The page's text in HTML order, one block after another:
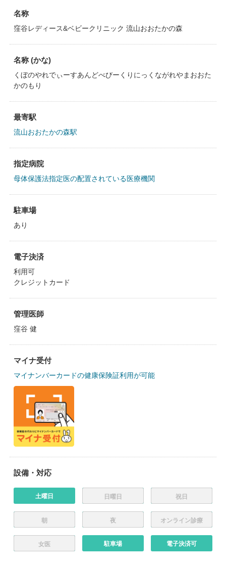
名称
窪谷レディース&ベビークリニック 流山おおたかの森
名称 (かな)
くぼのやれでぃーすあんどべびーくりにっくながれやまおおた
かのもり
最寄駅
流山おおたかの森駅
指定病院
母体保護法指定医の配置されている医療機関
駐車場
あり
電子決済
利用可
クレジットカード
管理医師
窪谷 健
マイナ受付
マイナンバーカードの健康保険証利用が可能
設備・対応
土曜日 日曜日 祝日
朝 夜 オンライン診療
女医 駐車場 電子決済可